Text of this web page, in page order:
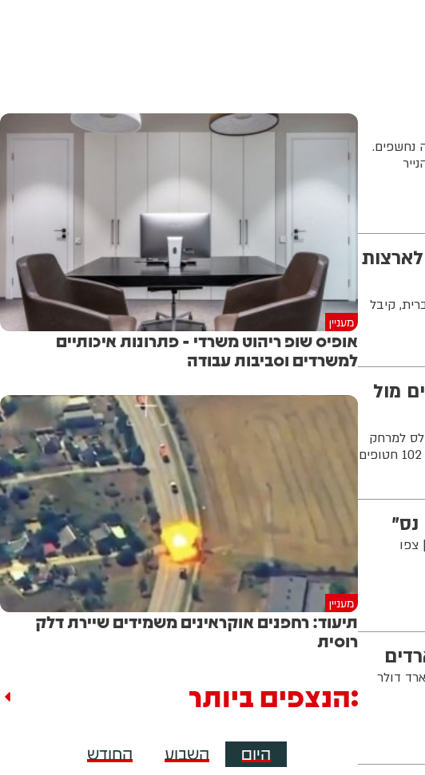
אלף לוחמים ברצועה נחשפים.
קיבל
מול
למרחק
צפו
מעניין
אופיס שופ ריהוט משרדי - פתרונות איכותיים
למשרדים וסביבות עבודה
מעניין
תיעוד: רחפנים אוקראינים משמידים שיירת דלק
רוסית
הנצפים ביותר
היום השבוע החודש